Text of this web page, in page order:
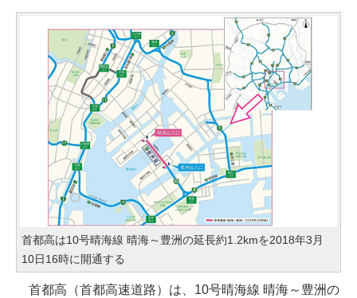
首都高は10号晴海線 晴海～豊洲の延長約1.2kmを2018年3月
10日16時に開通する
首都高（首都高速道路）は、10号晴海線 晴海～豊洲の